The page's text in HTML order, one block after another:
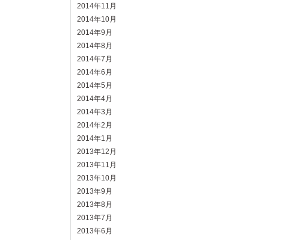
2014年11月
2014年10月
2014年9月
2014年8月
2014年7月
2014年6月
2014年5月
2014年4月
2014年3月
2014年2月
2014年1月
2013年12月
2013年11月
2013年10月
2013年9月
2013年8月
2013年7月
2013年6月